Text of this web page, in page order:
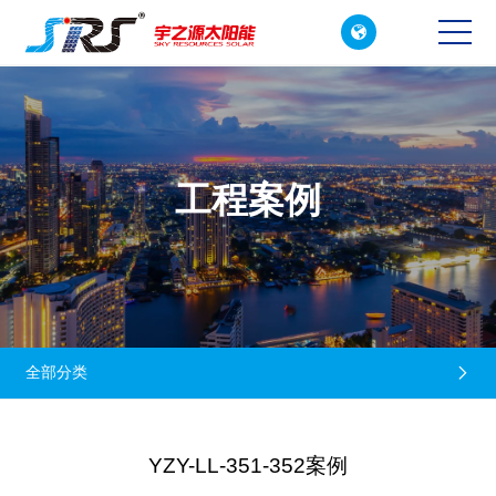

CN
EN
工程案例
全部分类 
YZY-LL-351-352案例